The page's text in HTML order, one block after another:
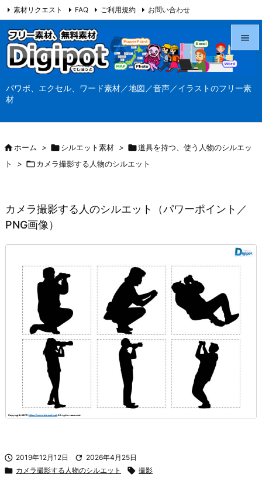
パワポ、エクセル、ワード素材／地図／音声／イラストのフリー素
材




素材リクエスト FAQ ご利用規約 お問い合わせ
当サイト（Digipot.net）について
ホーム > シルエット素材 > 道具を持つ、使う人物のシルエッ
ト
> カメラ撮影する人物のシルエット
カメラ撮影する人のシルエット（パワーポイント／
PNG画像）
 2019年12月12日  2026年4月25日
 カメラ撮影する人物のシルエット  撮影